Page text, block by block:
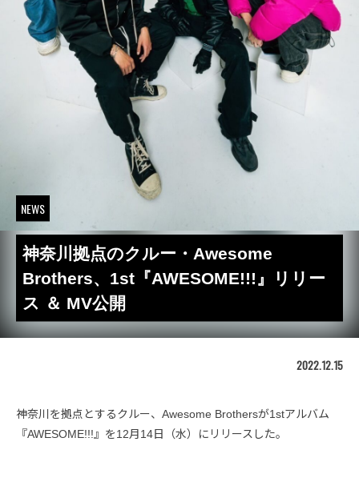
NEWS
神奈川拠点のクルー・Awesome
Brothers、1st『AWESOME!!!』リリー
ス ＆ MV公開
2022.12.15
神奈川を拠点とするクルー、Awesome Brothersが1stアルバム
『AWESOME!!!』を12月14日（水）にリリースした。